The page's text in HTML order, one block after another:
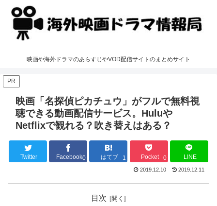
映画や海外ドラマのあらすじやVOD配信サイトのまとめサイト
PR
映画「名探偵ピカチュウ」がフルで無料視
聴できる動画配信サービス。Huluや
Netflixで観れる？吹き替えはある？
Twitter Facebook0 はてブ 1 Pocket 0 LINE
2019.12.10 2019.12.11
目次